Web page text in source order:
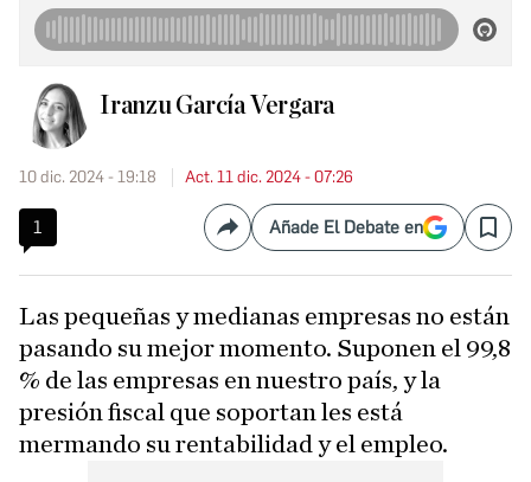
Iranzu García Vergara
10 dic. 2024 - 19:18 Act. 11 dic. 2024 - 07:26
1 CompartirAñade El Debate en Save
Las pequeñas y medianas empresas no están
pasando su mejor momento. Suponen el 99,8
% de las empresas en nuestro país, y la
presión fiscal que soportan les está
mermando su rentabilidad y el empleo.